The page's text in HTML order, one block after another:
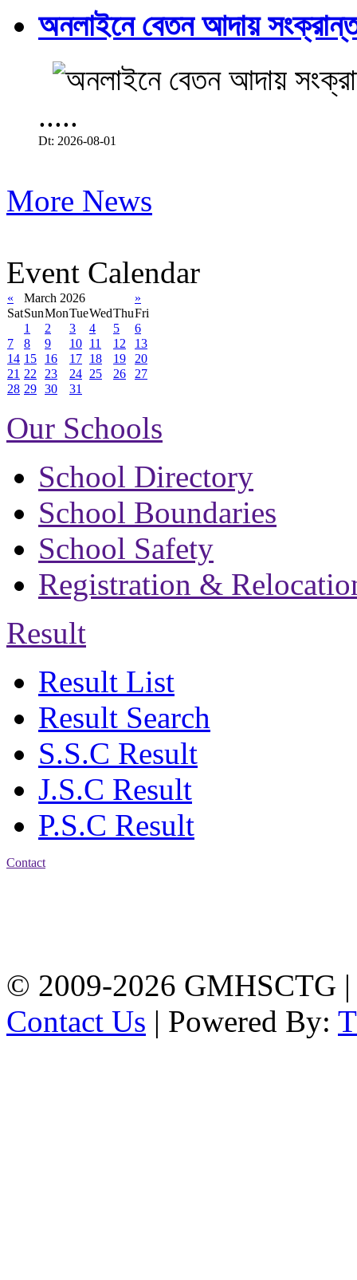
অনলাইনে বেতন আদায়
.....
Dt: 2026-08-01
More News
Event Calendar
« March 2026
»
SatSunMonTueWedThuFri
1
2 3 4 5
6
7
8 9 10 11 12
13
14 15 16 17 18 19
20
21 22 23 24 25 26
27
28 29 30 31
Our Schools
School Directory
School Boundaries
School Safety
Registration &
Result
Result List
Result Search
S.S.C Result
J.S.C Result
P.S.C Result
Contact
© 2009-2026 GMHSCTG |
Contact Us | Powered By: